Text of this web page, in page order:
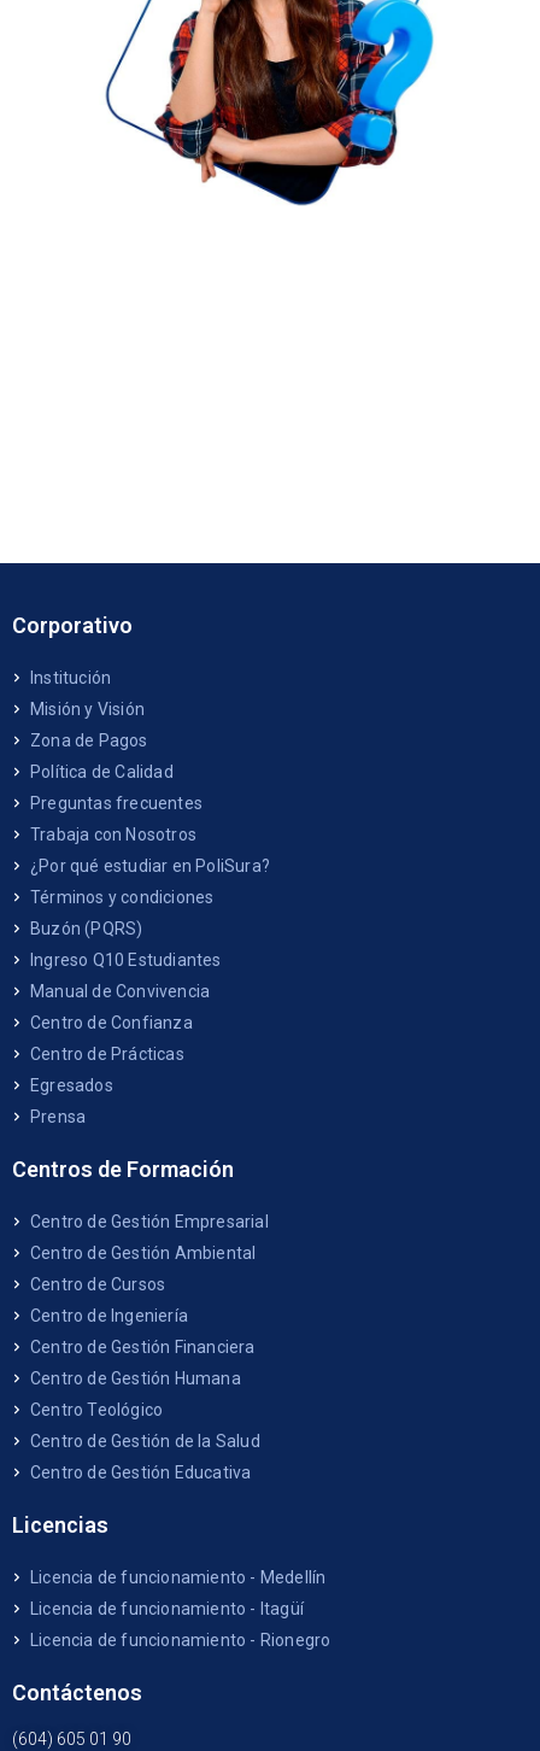
Corporativo
Institución
Misión y Visión
Zona de Pagos
Política de Calidad
Preguntas frecuentes
Trabaja con Nosotros
¿Por qué estudiar en PoliSura?
Términos y condiciones
Buzón (PQRS)
Ingreso Q10 Estudiantes
Manual de Convivencia
Centro de Confianza
Centro de Prácticas
Egresados
Prensa
Centros de Formación
Centro de Gestión Empresarial
Centro de Gestión Ambiental
Centro de Cursos
Centro de Ingeniería
Centro de Gestión Financiera
Centro de Gestión Humana
Centro Teológico
Centro de Gestión de la Salud
Centro de Gestión Educativa
Licencias
Licencia de funcionamiento - Medellín
Licencia de funcionamiento - Itagüí
Licencia de funcionamiento - Rionegro
Contáctenos
(604) 605 01 90